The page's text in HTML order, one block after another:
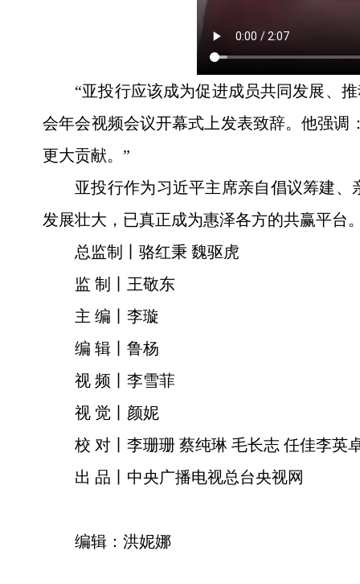
“亚投行应该成为促进成员共同发展、
会年会视频会议开幕式上发表致辞。他强调
更大贡献。”
亚投行作为习近平主席亲自倡议筹建
发展壮大，已真正成为惠泽各方的共赢平台
总监制丨骆红秉 魏驱虎
监 制丨王敬东
主 编丨李璇
编 辑丨鲁杨
视 频丨李雪菲
视 觉丨颜妮
校 对丨李珊珊 蔡纯琳 毛长志 任佳李英
出 品丨中央广播电视总台央视网
编辑：洪妮娜